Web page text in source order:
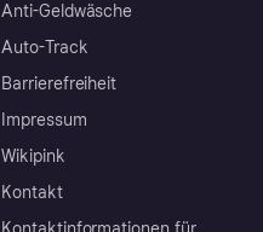
Anti-Geldwäsche
Auto-Track
Barrierefreiheit
Impressum
Wikipink
Kontakt